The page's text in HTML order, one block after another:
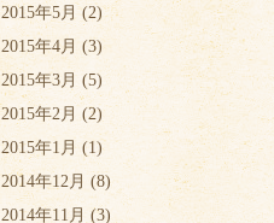
2015年5月 (2)
2015年4月 (3)
2015年3月 (5)
2015年2月 (2)
2015年1月(1)
2014年12月 (8)
2014年11月 (3)